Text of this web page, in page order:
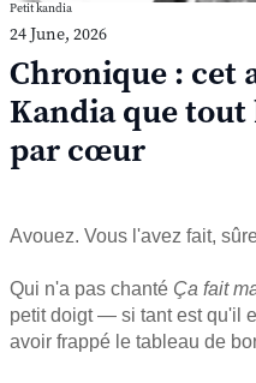
Petit kandia
24 June, 2026
Chronique : cet
Kandia que
par cœur
Avouez. Vous l'avez fait,
Qui n'a pas chanté Ça fait
petit doigt — si tant est qu'il
avoir frappé le tableau de